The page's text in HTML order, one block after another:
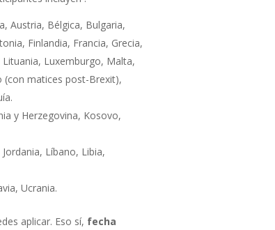
Austria, Bélgica, Bulgaria,
Finlandia, Francia, Grecia,
Luxemburgo, Malta,
(con matices post-Brexit),
y Herzegovina, Kosovo,
Líbano, Libia,
Ucrania.
aplicar. Eso sí, fecha